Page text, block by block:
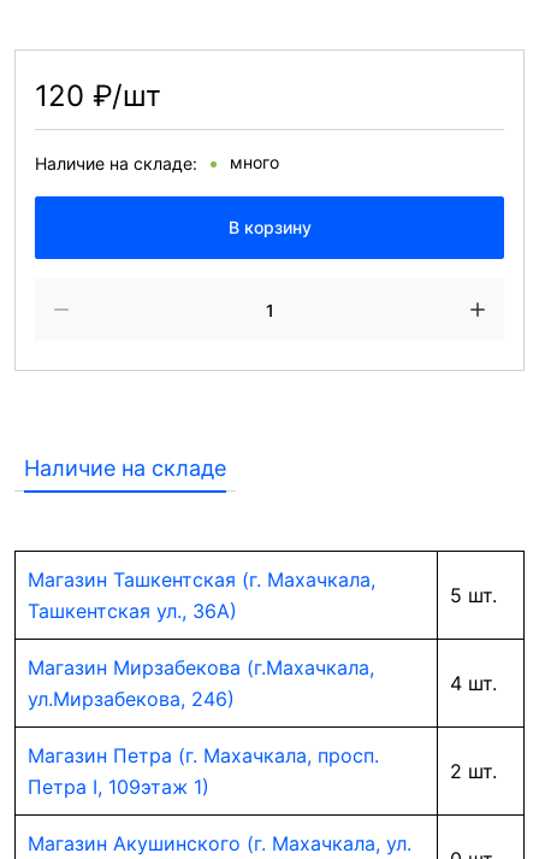
120 ₽/шт
Наличие на складе: много
В корзину
Наличие на складе
Магазин Ташкентская (г. Махачкала,
Ташкентская ул., 36А)
5 шт.
Магазин Мирзабекова (г.Махачкала,
ул.Мирзабекова, 246)
4 шт.
Магазин Петра (г. Махачкала, просп.
Петра I, 109этаж 1)
2 шт.
Магазин Акушинского (г. Махачкала, ул.